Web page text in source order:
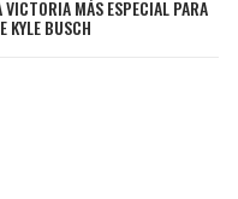
MÁS ESPECIAL PARA
KYLE BUSCH